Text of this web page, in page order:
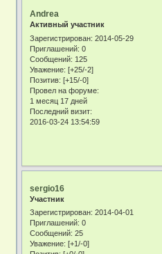
Andrea
Активный участник
Зарегистрирован: 2014-05-29
Приглашений: 0
Сообщений: 125
Уважение: [+25/-2]
Позитив: [+15/-0]
Провел на форуме:
1 месяц 17 дней
Последний визит:
2016-03-24 13:54:59
sergio16
Участник
Зарегистрирован: 2014-04-01
Приглашений: 0
Сообщений: 25
Уважение: [+1/-0]